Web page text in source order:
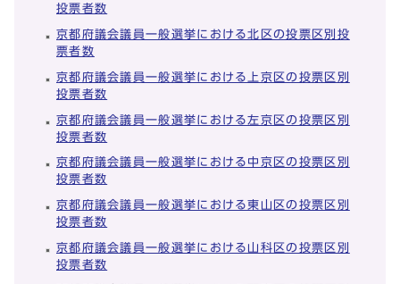
投票者数
京都府議会議員一般選挙における北区の投票区別投
票者数
京都府議会議員一般選挙における上京区の投票区別
投票者数
京都府議会議員一般選挙における左京区の投票区別
投票者数
京都府議会議員一般選挙における中京区の投票区別
投票者数
京都府議会議員一般選挙における東山区の投票区別
投票者数
京都府議会議員一般選挙における山科区の投票区別
投票者数